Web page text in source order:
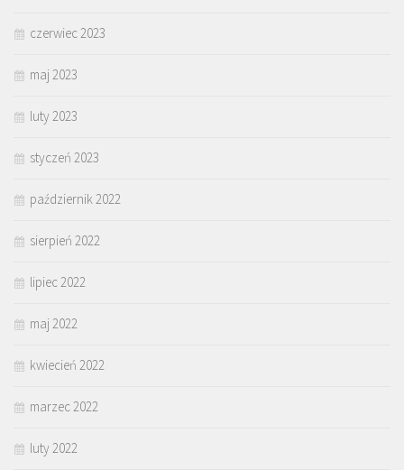
czerwiec 2023
maj 2023
luty 2023
styczeń 2023
październik 2022
sierpień 2022
lipiec 2022
maj 2022
kwiecień 2022
marzec 2022
luty 2022